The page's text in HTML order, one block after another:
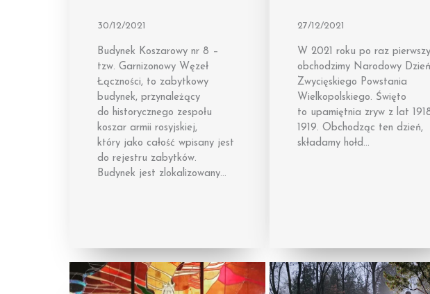
30/12/2021
Budynek Koszarowy nr 8 –
tzw. Garnizonowy Węzeł
Łączności, to zabytkowy
budynek, przynależący
do historycznego zespołu
koszar armii rosyjskiej,
który jako całość wpisany jest
do rejestru zabytków.
Budynek jest zlokalizowany…
27/12/2021
W 2021 roku po raz pierwszy
obchodzimy Narodowy Dzień
Zwycięskiego Powstania
Wielkopolskiego. Święto
to upamiętnia zryw z lat
1919. Obchodząc ten dzień,
składamy hołd…